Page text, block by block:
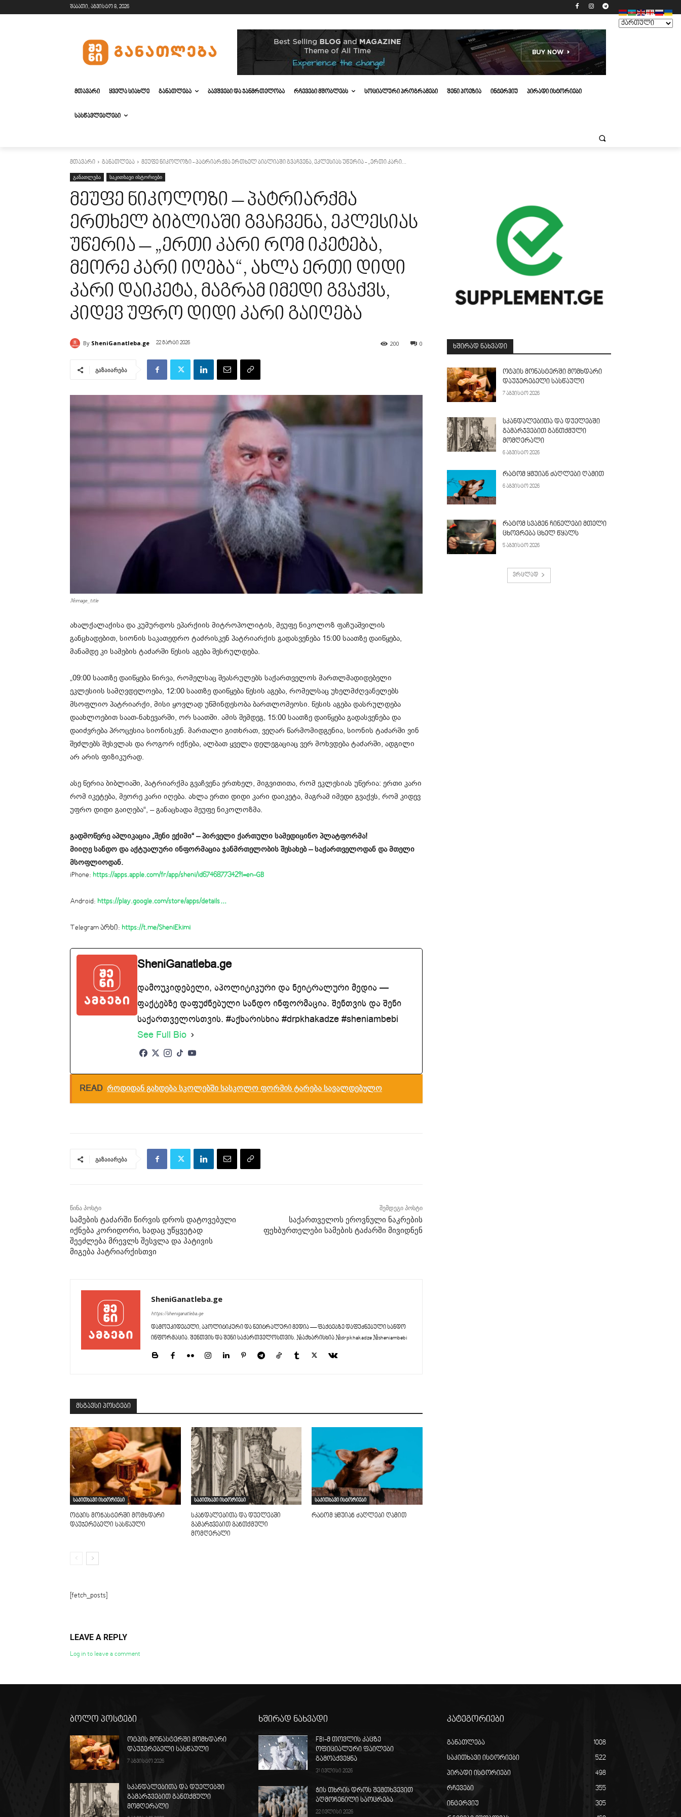
შაბათი, აგვისტო 8, 2026
ᲛᲗᲐᲕᲐᲠᲘ ᲧᲕᲔᲚᲐ ᲡᲘᲐᲮᲚᲔ ᲒᲐᲜᲐᲗᲚᲔᲑᲐ ᲑᲐᲕᲨᲕᲔᲑᲘ ᲓᲐ ᲯᲐᲜᲛᲠᲗᲔᲚᲝᲑᲐ ᲠᲩᲔᲕᲔᲑᲘ ᲛᲨᲝᲑᲚᲔᲑᲡ ᲡᲝᲪᲘᲐᲚᲣᲠᲘ ᲞᲠᲝᲒᲠᲐᲛᲔᲑᲘ ᲨᲔᲜᲘ ᲞᲝᲔᲖᲘᲐ ᲘᲜᲢᲔᲠᲕᲘᲣ ᲞᲘᲠᲐᲓᲘ ᲘᲡᲢᲝᲠᲘᲔᲑᲘ
ᲡᲐᲡᲬᲐᲕᲚᲔᲑᲚᲔᲑᲘ
მთავარი განათლება მეუფე ნიკოლოზი - პატრიარქმა ერთხელ ბიბლიაში გვაჩვენა, ეკლესიას უწერია - „ერთი კარი...
განათლება საკითხავი ისტორიები
მეუფე ნიკოლოზი – პატრიარქმა
ერთხელ ბიბლიაში გვაჩვენა, ეკლესიას
უწერია – „ერთი კარი რომ იკეტება,
მეორე კარი იღება“, ახლა ერთი დიდი
კარი დაიკეტა, მაგრამ იმედი გვაქვს,
კიდევ უფრო დიდი კარი გაიღება
By SheniGanatleba.ge 22 მარტი 2026 0
200
გაზაიარება
#image_title
ახალქალაქისა და კუმურდოს ეპარქიის მიტროპოლიტის, მეუფე ნიკოლოზ ფაჩუაშვილის
განცხადებით, სიონის საკათედრო ტაძრისკენ პატრიარქის გადასვენება 15:00 საათზე დაიწყება,
მანამდე კი სამების ტაძარში წესის აგება შესრულდება.
„09:00 საათზე დაიწყება წირვა, რომელსაც შეასრულებს საქართველოს მართლმადიდებელი
ეკლესიის სამღვდელოება, 12:00 საათზე დაიწყება წესის აგება, რომელსაც უხელმძღვანელებს
მსოფლიო პატრიარქი, მისი ყოვლად უწმინდესობა ბართლომეოსი. წესის აგება დასრულდება
დაახლოებით საათ-ნახევარში, ორ საათში. ამის შემდეგ, 15:00 საათზე დაიწყება გადასვენება და
დაიძვრება პროცესია სიონისკენ. მართალი გითხრათ, ვეღარ წარმომიდგენია, სიონის ტაძარში ვინ
შეძლებს შესვლას და როგორ იქნება, ალბათ ყველა დელეგაციაც ვერ მოხვდება ტაძარში, ადგილი
არ არის ფიზიკურად.
ასე წერია ბიბლიაში, პატრიარქმა გვაჩვენა ერთხელ, მიგვითითა, რომ ეკლესიას უწერია: ერთი კარი
რომ იკეტება, მეორე კარი იღება. ახლა ერთი დიდი კარი დაიკეტა, მაგრამ იმედი გვაქვს, რომ კიდევ
უფრო დიდი გაიღება“, – განაცხადა მეუფე ნიკოლოზმა.
გადმოწერე აპლიკაცია „შენი ექიმი“ – პირველი ქართული სამედიცინო პლატფორმა!
მიიღე სანდო და აქტუალური ინფორმაცია ჯანმრთელობის შესახებ – საქართველოდან და მთელი
მსოფლიოდან.
iPhone: https://apps.apple.com/fr/app/sheni/id6746877342?l=en-GB
Android: https://play.google.com/store/apps/details…
Telegram არხი: https://t.me/SheniEkimi
SheniGanatleba.ge
დამოუკიდებელი, აპოლიტიკური და ნეიტრალური მედია —
ფაქტებზე დაფუძნებული სანდო ინფორმაცია. შენთვის და შენი
საქართველოსთვის. #აქხარისხია #drpkhakadze #sheniambebi
See Full Bio
READ როდიდან გახდება სკოლებში სასკოლო ფორმის ტარება სავალდებულო
გაზაიარება
წინა პოსტი
სამების ტაძარში წირვის დროს დატოვებული
იქნება კორიდორი, სადაც უწყვეტად
შეეძლება მრევლს შესვლა და პატივის
მიგება პატრიარქისთვი
შემდეგი პოსტი
საქართველოს ეროვნული ნაკრების
ფეხბურთელები სამების ტაძარში მივიდნენ
SheniGanatleba.ge
https://sheniganatleba.ge
დამოუკიდებელი, აპოლიტიკური და ნეიტრალური მედია — ფაქტებზე დაფუძნებული სანდო
ინფორმაცია. შენთვის და შენი საქართველოსთვის. #აქხარისხია #drpkhakadze #sheniambebi
მსგავსი პოსტები
საკითხავი ისტორიები
ოტპის მონასტერში მომხდარი
დაუჯერებელი სასწაული
საკითხავი ისტორიები
სკანდალებითა და დუელებში
გამარჯვებით განთქმული
მომღერალი
საკითხავი ისტორიები
რატომ ყმუიან ძაღლები ღამით
[fetch_posts]
LEAVE A REPLY
Log in to leave a comment
ᲮᲨᲘᲠᲐᲓ ᲜᲐᲮᲕᲐᲓᲘ
ოტპის მონასტერში მომხდარი
დაუჯერებელი სასწაული
7 აგვისტო 2026
სკანდალებითა და დუელებში
გამარჯვებით განთქმული
მომღერალი
6 აგვისტო 2026
რატომ ყმუიან ძაღლები ღამით
6 აგვისტო 2026
რატომ სვამენ ჩინელები მთელი
ცხოვრება ცხელ წყალს
5 აგვისტო 2026
ვრცლად
ბოლო პოსტები
ოტპის მონასტერში მომხდარი
დაუჯერებელი სასწაული
7 აგვისტო 2026
სკანდალებითა და დუელებში
გამარჯვებით განთქმული
მომღერალი
ხშირად ნახვადი
FBI-მ თოვლის კაცზე
ოფიციალური ფაილები
გამოაქვეყნა
31 ივლისი 2026
ჭის თხრის დროს შემთხვევით
აღმოჩენილი საოცრება
22 ივლისი 2026
კატეგორიები
განათლება 1008
საკითხავი ისტორიები 522
პირადი ისტორიები 498
რჩევები 355
ინტერვიუ 305